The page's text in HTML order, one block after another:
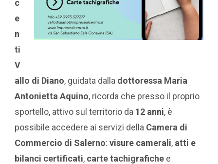
c
e
n
ti
V
allo di Diano, guidata dalla dottoressa Maria
Antonietta Aquino, ricorda che presso il proprio
sportello, attivo sul territorio da 12 anni, è
possibile accedere ai servizi della Camera di
Commercio di Salerno: visure camerali, atti e
bilanci certificati, carte tachigrafiche e